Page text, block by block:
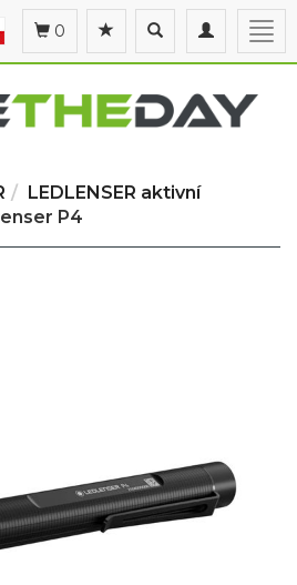
Toggle
navigation
Toggle
search
0
LEDLENSER aktivní
P4